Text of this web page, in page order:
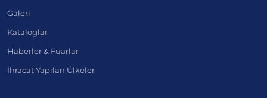
Galeri
Kataloglar
Haberler & Fuarlar
İhracat Yapılan Ülkeler